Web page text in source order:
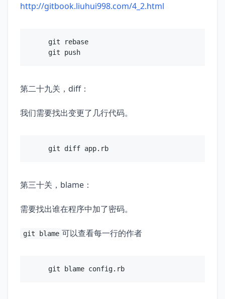
http://gitbook.liuhui998.com/4_2.html
git rebase
第二十九关，diff：
我们需要找出变更了几行代码。
第三十关，blame：
需要找出谁在程序中加了密码。
git blame 可以查看每一行的作者